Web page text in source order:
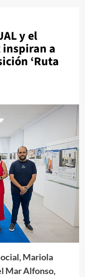
y el
a
‘Ruta
Mariola
Mar Alfonso,